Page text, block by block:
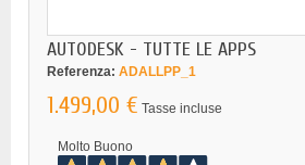
AUTODESK - TUTTE LE APPS
Referenza: ADALLPP_1
1.499,00 € Tasse incluse
Molto Buono